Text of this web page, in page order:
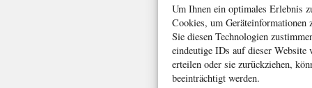
Um Ihnen ein optimales Erlebnis
Cookies, um Geräteinformationen
Sie diesen Technologien
eindeutige IDs auf dieser
erteilen oder sie zurückziehen,
beeinträchtigt werden.